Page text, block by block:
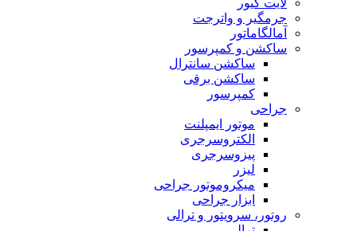
جرمگیر و واترجت
آمالگاماتور
ساکشن و کمپرسور
ساکشن سانترال
ساکشن برقی
کمپرسور
جراحی
موتور ایمپلنت
الکتروسرجری
پیزوسرجری
لیزر
میکروموتور جراحی
ابزار جراحی
روتور، سرویتور و ترالی